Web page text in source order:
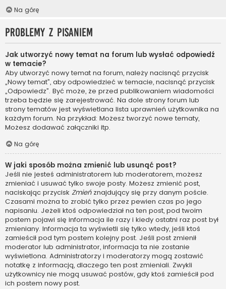
Na górę
Problemy z pisaniem
Jak utworzyć nowy temat na forum lub wysłać odpowiedź
w temacie?
Aby utworzyć nowy temat na forum, należy nacisnąć przycisk
„Nowy temat”, aby odpowiedzieć w temacie, nacisnąć przycisk
„Odpowiedz”. Być może, że przed publikowaniem wiadomości
trzeba będzie się zarejestrować. Na dole strony forum lub
strony tematów jest wyświetlana lista uprawnień użytkownika na
każdym forum. Na przykład: Możesz tworzyć nowe tematy,
Możesz dodawać załączniki itp.
Na górę
W jaki sposób można zmienić lub usunąć post?
Jeśli nie jesteś administratorem lub moderatorem, możesz
zmieniać i usuwać tylko swoje posty. Możesz zmienić post,
naciskając przycisk Zmieńznajdujący się przy danym poście.
Czasami można to zrobić tylko przez pewien czas po jego
napisaniu. Jeżeli ktoś odpowiedział na ten post, pod twoim
postem pojawi się informacja ile razy i kiedy ostatni raz post był
zmieniany. Informacja ta wyświetli się tylko wtedy, jeśli ktoś
zamieścił pod tym postem kolejny post. Jeśli post zmienił
moderator lub administrator, informacja ta nie zostanie
wyświetlona. Administratorzy i moderatorzy mogą zostawić
notatkę z informacją, dlaczego ten post zmieniali. Zwykli
użytkownicy nie mogą usuwać postów, gdy ktoś zamieścił pod
ich postem nowy post.